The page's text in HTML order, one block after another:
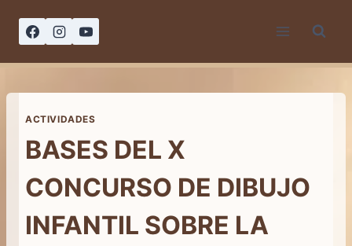
ACTIVIDADES
BASES DEL X
CONCURSO DE DIBUJO
INFANTIL SOBRE LA